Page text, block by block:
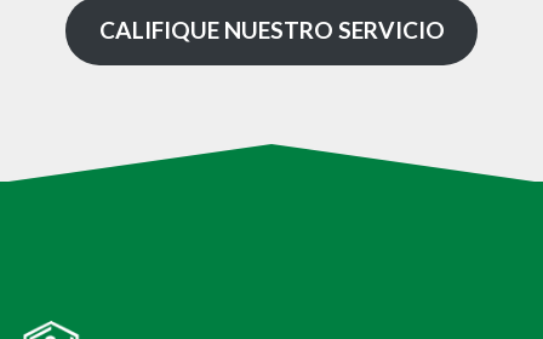
CALIFIQUE NUESTRO SERVICIO